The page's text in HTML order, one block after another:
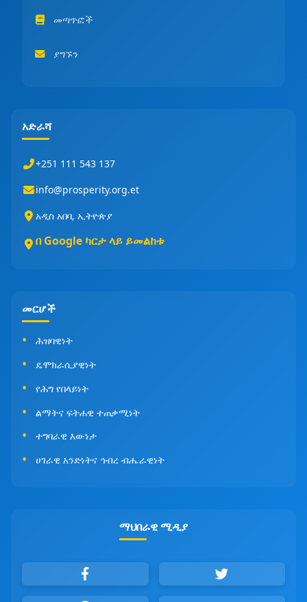
መጣጥፎች
ያግኙን
አድራሻ
+251 111 543 137
info@prosperity.org.et
አዲስ አበባ, ኢትዮጵያ
በ Google ካርታ ላይ ይመልከቱ
መርሆች
ሕዝባዊነት
ዴሞክራሲያዊነት
የሕግ የበላይነት
ልማትና ፍትሐዊ ተጠቃሚነት
ተግባራዊ እውነታ
ሀገራዊ አንድነትና ኅብረ ብሔራዊነት
ማህበራዊ ሚዲያ